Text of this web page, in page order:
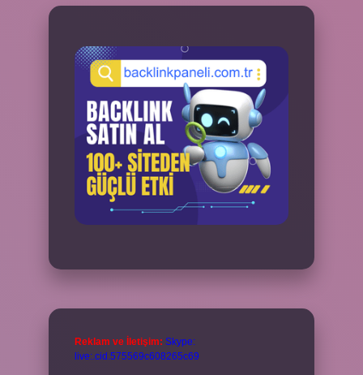
Reklam ve İletişim: Skype:
live:.cid.575569c608265c69